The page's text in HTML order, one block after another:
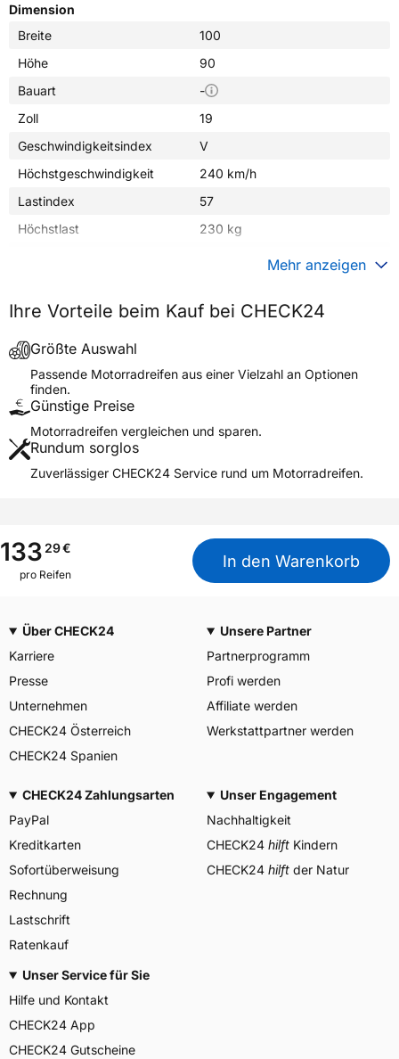
Dimension
Breite
100
Höhe
90
Bauart
-
Zoll
19
Geschwindigkeitsindex
V
Höchstgeschwindigkeit
240 km/h
Lastindex
57
Höchstlast
230 kg
Fahrzeugtyp
Motorrad
Verwendung
Modellname
ROADTEC 01 FRONT
Reifenposition
Motorradtyp
Sport Touring
Weitere Eigenschaften
M+S
Nein
Motorrad Kennzeichnung
M/C
Allgemeine Produktsicherheit (GPSR)
Herstellerkontakt
PIRELLI TYRE SPA, Viale
Piero e Alberto Pirelli 25
20126 Milano Italien,
www.pirelli.com,
m
Mehr anzeigen
Ihre Vorteile beim Kauf bei CHECK24
Größte Auswahl
Passende Motorradreifen aus einer Vielzahl an Optionen
finden.
Günstige Preise
Motorradreifen vergleichen und sparen.
Rundum sorglos
Zuverlässiger CHECK24 Service rund um Motorradreifen.
133 29€
pro Reifen
In den Warenkorb
Über CHECK24
Karriere
Presse
Unternehmen
CHECK24 Österreich
CHECK24 Spanien
Unsere Partner
Partnerprogramm
Profi werden
Affiliate werden
Werkstattpartner werden
CHECK24 Zahlungsarten
PayPal
Kreditkarten
Sofortüberweisung
Rechnung
Lastschrift
Ratenkauf
Unser Engagement
Nachhaltigkeit
CHECK24 hilft Kindern
CHECK24 hilft der Natur
Unser Service für Sie
Hilfe und Kontakt
CHECK24 App
CHECK24 Gutscheine